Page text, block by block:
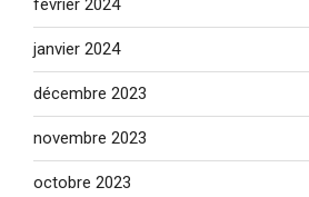
février 2024
janvier 2024
décembre 2023
novembre 2023
octobre 2023